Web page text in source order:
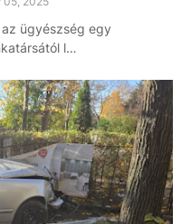
ügyészség egy
l…